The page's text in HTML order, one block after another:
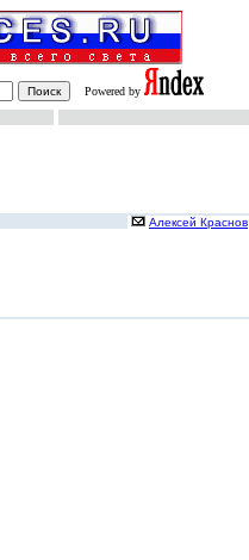
Powered by
Алексей Краснов